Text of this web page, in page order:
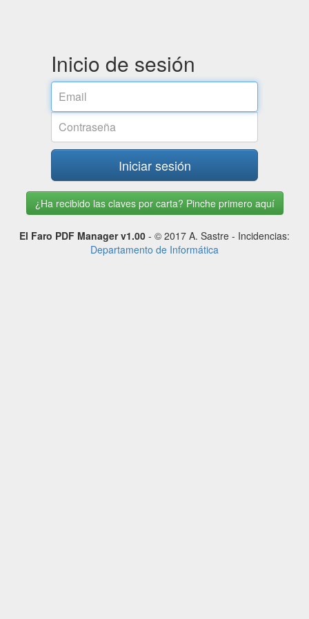
Inicio de sesión
Email
Contraseña
Iniciar sesión
¿Ha recibido las claves por carta? Pinche primero aquí
El Faro PDF Manager v1.00 - © 2017 A. Sastre - Incidencias:
Departamento de Informática